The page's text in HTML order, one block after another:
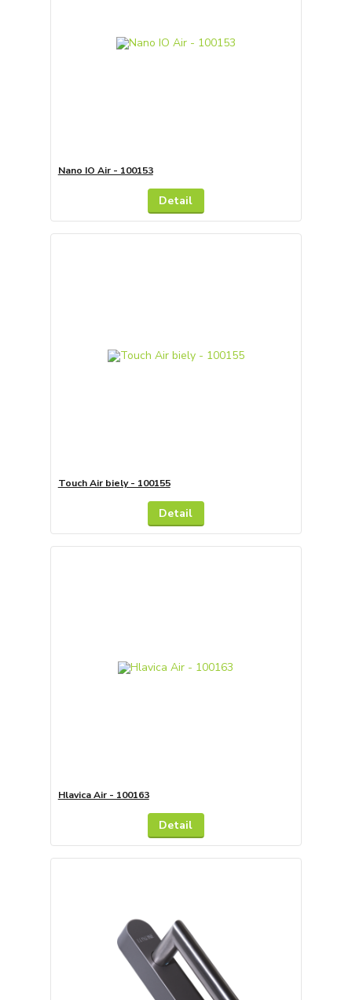
Nano IO Air - 100153
Detail
Touch Air biely - 100155
Detail
Hlavica Air - 100163
Detail